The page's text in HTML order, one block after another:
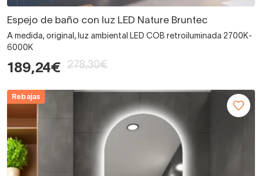
Espejo de baño con luz LED Nature Bruntec
A medida, original, luz ambiental LED COB retroiluminada 2700K-
6000K
189,24€ 278,30€
Rebajas